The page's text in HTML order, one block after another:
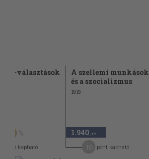
választások
pont kapható
A szellemi munkások
és a szocializmus
1919
1.940 ,-Ft
pont kapható